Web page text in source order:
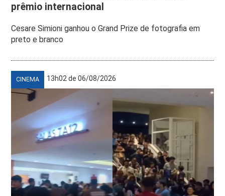
prêmio internacional
Cesare Simioni ganhou o Grand Prize de fotografia em
preto e branco
CINEMA 13h02 de 06/08/2026